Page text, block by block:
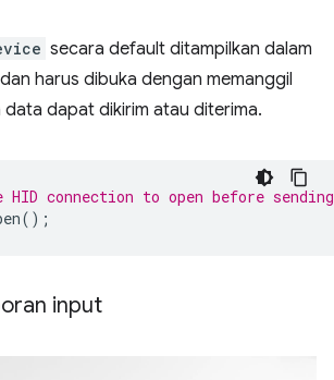
secara default ditampilkan dalam
harus dibuka dengan memanggil
data dapat dikirim atau diterima.
connection to open before
();
input